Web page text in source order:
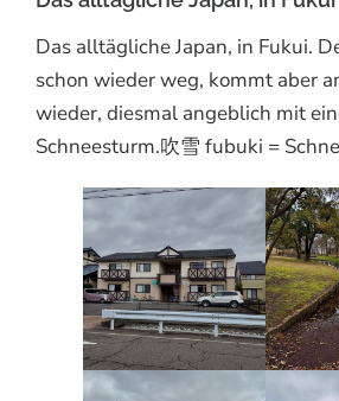
Das alltägliche Japan, in Fukui.
schon wieder weg, kommt aber
wieder, diesmal angeblich mit
Schneesturm.吹雪 fubuki =